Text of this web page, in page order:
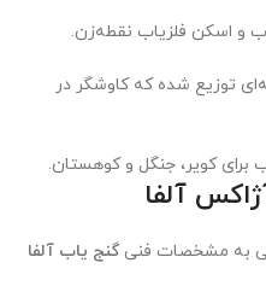
و اسکن فلزیاب نقطه‌زن.
توزیع شده که کاوشگر در
آلفا
به مشخصات فنیگنج یاب آلفا